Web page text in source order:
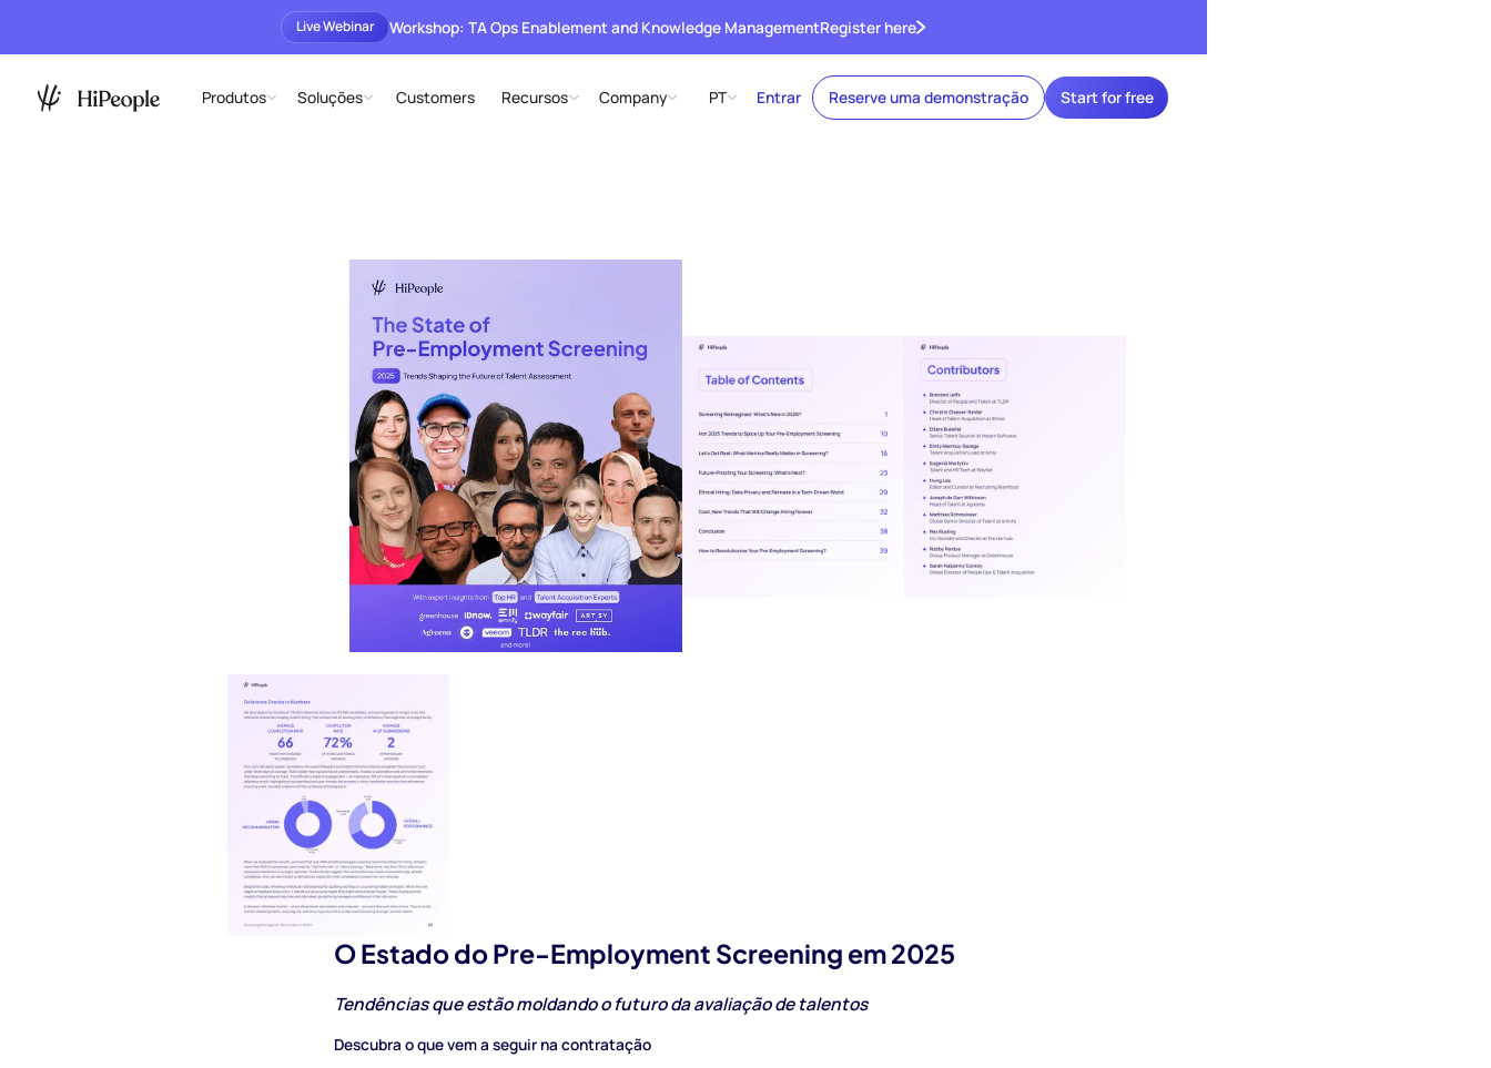
Live Webinar Workshop: TA Ops Enablement and Knowledge ManagementRegister here
Produtos Soluções Customers Recursos Company PT Entrar Reserve uma demonstração Start for free
O Estado do Pre-Employment Screening em 2025
Tendências que estão moldando o futuro da avaliação de talentos
Descubra o que vem a seguir na contratação